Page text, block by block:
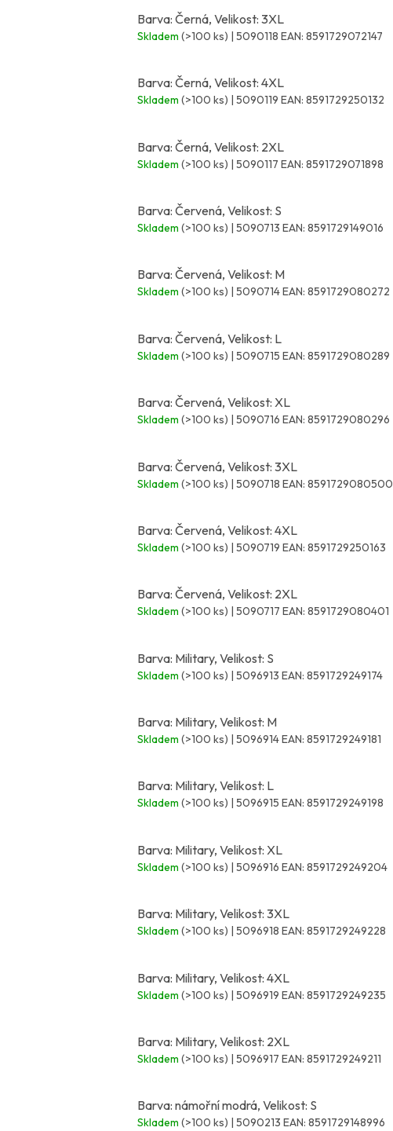
Barva: Černá, Velikost: 3XL
Skladem (>100 ks) | 5090118 EAN: 8591729072147
Barva: Černá, Velikost: 4XL
Skladem (>100 ks) | 5090119 EAN: 8591729250132
Barva: Černá, Velikost: 2XL
Skladem (>100 ks) | 5090117 EAN: 8591729071898
Barva: Červená, Velikost: S
Skladem (>100 ks) | 5090713 EAN: 8591729149016
Barva: Červená, Velikost: M
Skladem (>100 ks) | 5090714EAN: 8591729080272
Barva: Červená, Velikost: L
Skladem (>100 ks) | 5090715 EAN: 8591729080289
Barva: Červená, Velikost: XL
Skladem (>100 ks) | 5090716 EAN: 8591729080296
Barva: Červená, Velikost: 3XL
Skladem (>100 ks) | 5090718 EAN: 8591729080500
Barva: Červená, Velikost: 4XL
Skladem (>100 ks) | 5090719 EAN: 8591729250163
Barva: Červená, Velikost: 2XL
Skladem (>100 ks) | 5090717 EAN: 8591729080401
Barva: Military, Velikost: S
Skladem (>100 ks) | 5096913 EAN: 8591729249174
Barva: Military, Velikost: M
Skladem (>100 ks) | 5096914EAN: 8591729249181
Barva: Military, Velikost: L
Skladem (>100 ks) | 5096915 EAN: 8591729249198
Barva: Military, Velikost: XL
Skladem (>100 ks) | 5096916 EAN: 8591729249204
Barva: Military, Velikost: 3XL
Skladem (>100 ks) | 5096918 EAN: 8591729249228
Barva: Military, Velikost: 4XL
Skladem (>100 ks) | 5096919 EAN: 8591729249235
Barva: Military, Velikost: 2XL
Skladem (>100 ks) | 5096917 EAN: 8591729249211
Barva: námořní modrá, Velikost: S
Skladem (>100 ks) | 5090213 EAN: 8591729148996